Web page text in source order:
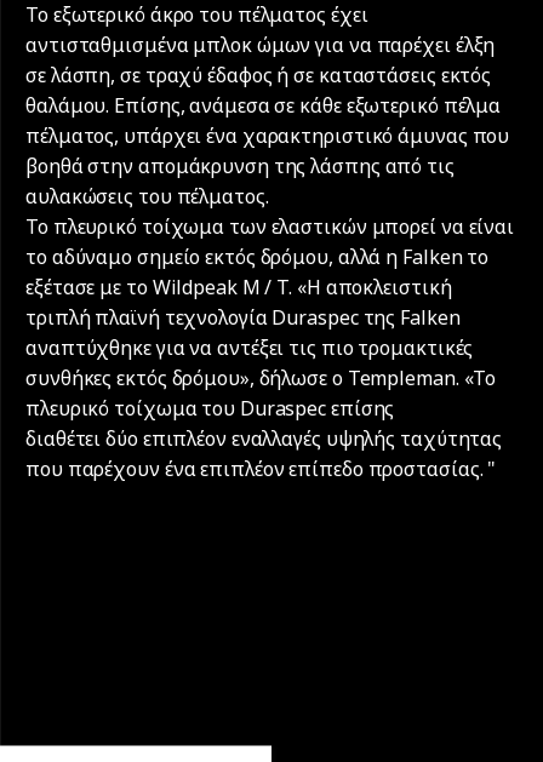
Το εξωτερικό άκρο του πέλματος έχει
αντισταθμισμένα μπλοκ ώμων για να παρέχει έλξη
σε λάσπη, σε τραχύ έδαφος ή σε καταστάσεις εκτός
θαλάμου. Επίσης, ανάμεσα σε κάθε εξωτερικό πέλμα
πέλματος, υπάρχει ένα χαρακτηριστικό άμυνας που
βοηθά στην απομάκρυνση της λάσπης από τις
αυλακώσεις του πέλματος.
Το πλευρικό τοίχωμα των ελαστικών μπορεί να είναι
το αδύναμο σημείο εκτός δρόμου, αλλά η Falken το
εξέτασε με το Wildpeak M / T. «Η αποκλειστική
τριπλή πλαϊνή τεχνολογία Duraspec της Falken
αναπτύχθηκε για να αντέξει τις πιο τρομακτικές
συνθήκες εκτός δρόμου», δήλωσε ο Templeman. «Το
πλευρικό τοίχωμα του Duraspec επίσης
διαθέτει δύο επιπλέον εναλλαγές υψηλής ταχύτητας
που παρέχουν ένα επιπλέον επίπεδο προστασίας. "